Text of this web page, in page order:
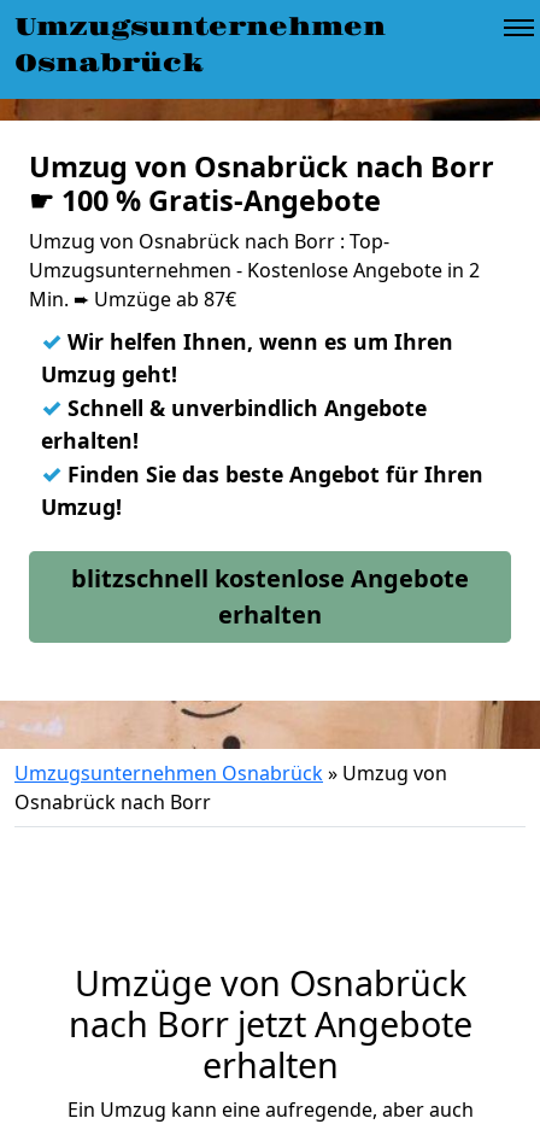
Umzugsunternehmen
Osnabrück
Umzug von Osnabrück nach Borr
☛ 100 % Gratis-Angebote
Umzug von Osnabrück nach Borr : Top-
Umzugsunternehmen - Kostenlose Angebote in 2
Min. ➨ Umzüge ab 87€
✓ Wir helfen Ihnen, wenn es um Ihren
Umzug geht!
✓ Schnell & unverbindlich Angebote
erhalten!
✓ Finden Sie das beste Angebot für Ihren
Umzug!
blitzschnell kostenlose Angebote
erhalten
Umzugsunternehmen Osnabrück» Umzug von
Osnabrück nach Borr
Umzüge von Osnabrück
nach Borr jetzt Angebote
erhalten
Ein Umzug kann eine aufregende, aber auch